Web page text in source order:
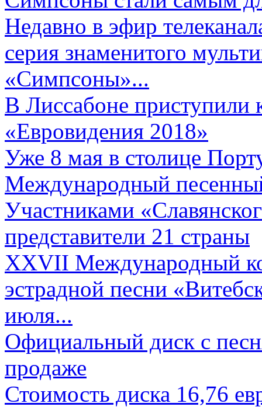
Недавно в эфир
серия знаменитого
«Симпсоны»...
В Лиссабоне приступили
«Евровидения 2018»
Уже 8 мая в столице
Международный
Участниками
представители 21 страны
XXVII Международный
эстрадной песни
июля...
Официальный диск с
продаже
Стоимость диска 16,76